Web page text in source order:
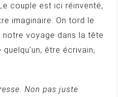
couple est ici réinventé,
imaginaire. On tord le
voyage dans la tête
être écrivain,
Non pas juste